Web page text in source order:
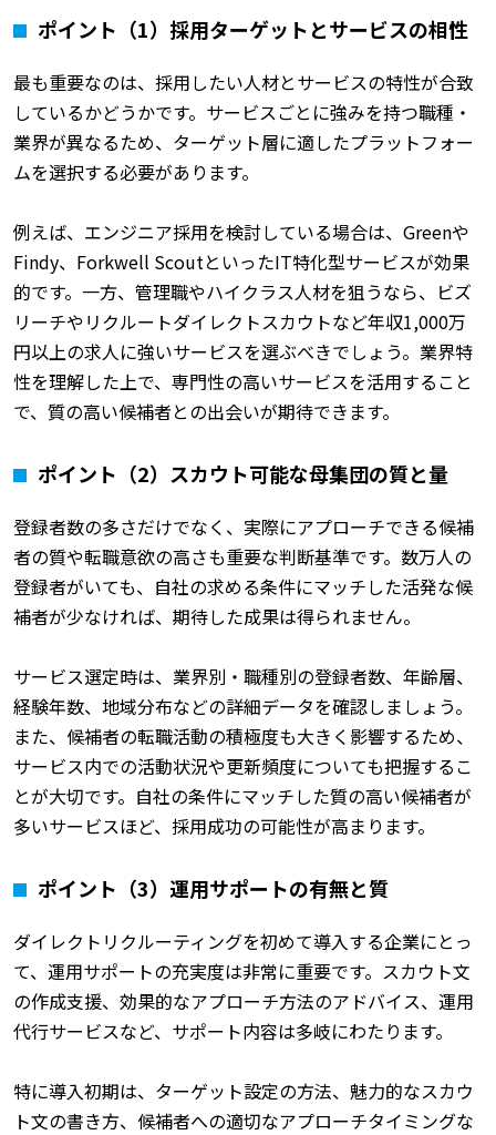
ポイント（1）採用ターゲットとサービスの相性
最も重要なのは、採用したい人材とサービスの特性が合致
しているかどうかです。サービスごとに強みを持つ職種・
業界が異なるため、ターゲット層に適したプラットフォー
ムを選択する必要があります。
例えば、エンジニア採用を検討している場合は、Greenや
Findy、Forkwell ScoutといったIT特化型サービスが効果
的です。一方、管理職やハイクラス人材を狙うなら、ビズ
リーチやリクルートダイレクトスカウトなど年収1,000万
円以上の求人に強いサービスを選ぶべきでしょう。業界特
性を理解した上で、専門性の高いサービスを活用すること
で、質の高い候補者との出会いが期待できます。
ポイント（2）スカウト可能な母集団の質と量
登録者数の多さだけでなく、実際にアプローチできる候補
者の質や転職意欲の高さも重要な判断基準です。数万人の
登録者がいても、自社の求める条件にマッチした活発な候
補者が少なければ、期待した成果は得られません。
サービス選定時は、業界別・職種別の登録者数、年齢層、
経験年数、地域分布などの詳細データを確認しましょう。
また、候補者の転職活動の積極度も大きく影響するため、
サービス内での活動状況や更新頻度についても把握するこ
とが大切です。自社の条件にマッチした質の高い候補者が
多いサービスほど、採用成功の可能性が高まります。
ポイント（3）運用サポートの有無と質
ダイレクトリクルーティングを初めて導入する企業にとっ
て、運用サポートの充実度は非常に重要です。スカウト文
の作成支援、効果的なアプローチ方法のアドバイス、運用
代行サービスなど、サポート内容は多岐にわたります。
特に導入初期は、ターゲット設定の方法、魅力的なスカウ
ト文の書き方、候補者への適切なアプローチタイミングな